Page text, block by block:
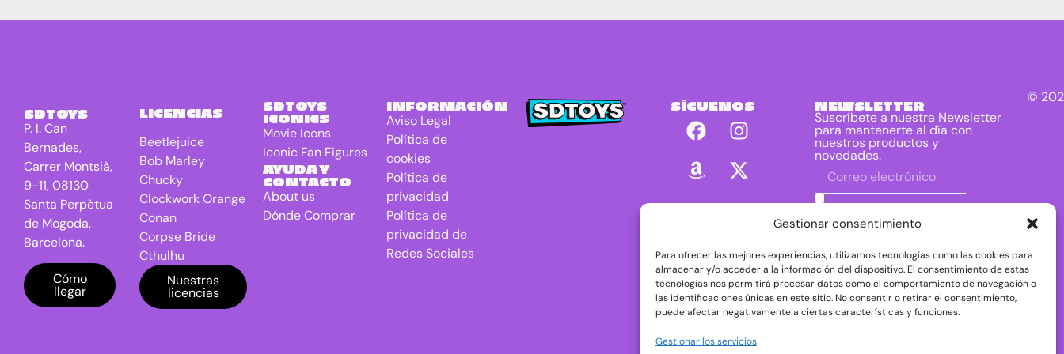
Gestionar consentimiento
Para ofrecer las mejores experiencias, utilizamos tecnologías como las cookies para
almacenar y/o acceder a la información del dispositivo. El consentimiento de estas
tecnologías nos permitirá procesar datos como el comportamiento de navegación o
las identificaciones únicas en este sitio. No consentir o retirar el consentimiento,
puede afectar negativamente a ciertas características y funciones.
Gestionar los servicios
SDTOYS
P. I. Can
Bernades,
Carrer Montsià,
9-11, 08130
Santa Perpètua
de Mogoda,
Barcelona.
Cómo
llegar
LICENCIAS
Beetlejuice
Bob Marley
Chucky
Clockwork Orange
Conan
Corpse Bride
Cthulhu
DC Universe
Batman
Dragon Ball
Nuestras
licencias
SDTOYS
ICONICS
Movie Icons
Iconic Fan Figures
AYUDA Y
CONTACTO
About us
Dónde Comprar
INFORMACIÓN
Aviso Legal
Política de
cookies
Política de
privacidad
Política de
privacidad de
Redes Sociales
SÍGUENOS NEWSLETTER
Suscríbete a nuestra Newsletter
para mantenerte al día con
nuestros productos y
novedades.
contenidas en la política de privacidad
sobre el tratamiento de mis datos para
DIRAC DIST, S.L. como responsable del
tratamiento tratará tus datos con la finalidad de
dar respuesta a tu consulta o petición. Puedes
acceder, rectificar y suprimir tus datos, así como
ejercer otros derechos consultando la
información adicional y detallada sobre
©